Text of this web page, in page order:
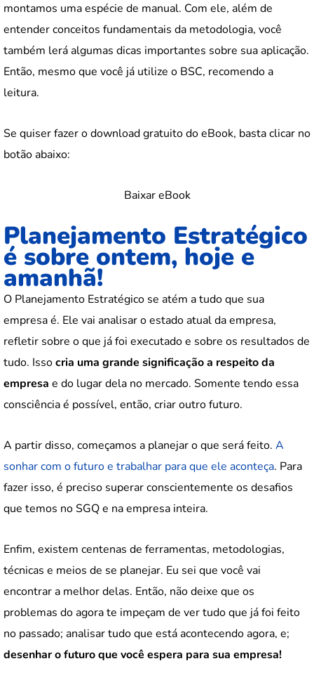
montamos uma espécie de manual. Com ele, além de
entender conceitos fundamentais da metodologia, você
também lerá algumas dicas importantes sobre sua aplicação.
Então, mesmo que você já utilize o BSC, recomendo a
leitura.
Se quiser fazer o download gratuito do eBook, basta clicar no
botão abaixo:
Baixar eBook
Planejamento Estratégico
é sobre ontem, hoje e
amanhã!
O Planejamento Estratégico se atém a tudo que sua
empresa é. Ele vai analisar o estado atual da empresa,
refletir sobre o que já foi executado e sobre os resultados de
tudo. Issocria uma grande significação a respeito da
empresa e do lugar dela no mercado. Somente tendo essa
consciência é possível, então, criar outro futuro.
A partir disso, começamos a planejar o que será feito. A
sonhar com o futuro e trabalhar para que ele aconteça. Para
fazer isso, é preciso superar conscientemente os desafios
que temos no SGQ e na empresa inteira.
Enfim, existem centenas de ferramentas, metodologias,
técnicas e meios de se planejar. Eu sei que você vai
encontrar a melhor delas. Então, não deixe que os
problemas do agora te impeçam de ver tudo que já foi feito
no passado; analisar tudo que está acontecendo agora, e;
desenhar o futuro que você espera para sua empresa!